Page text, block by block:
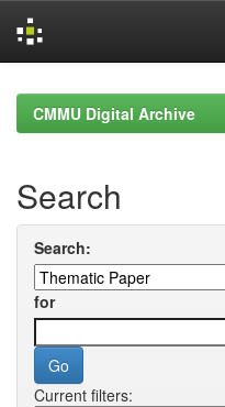
navigationCMMU Digital Archive
Search
Search:
for
Current filters: